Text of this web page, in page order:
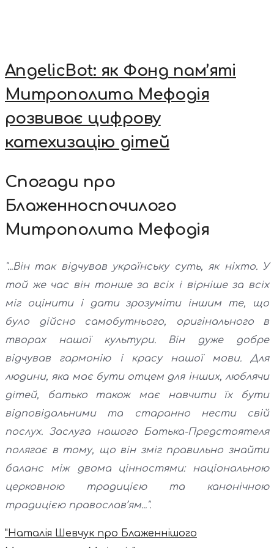
AngelicBot: як Фонд пам’яті
Митрополита Мефодія
розвиває цифрову
катехизацію дітей
Спогади про
Блаженноспочилого
Митрополита Мефодія
"...Він так відчував українську суть, як ніхто. У
той же час він тонше за всіх і вірніше за всіх
міг оцінити і дати зрозуміти іншим те, що
було дійсно самобутнього, оригінального в
творах нашої культури. Він дуже добре
відчував гармонію і красу нашої мови. Для
людини, яка має бути отцем для інших, люблячи
дітей, батько також має навчити їх бути
відповідальними та старанно нести свій
послух. Заслуга нашого Батька-Предстоятеля
полягає в тому, що він зміг правильно знайти
баланс між двома цінностями: національною
церковною традицією та канонічною
традицією православ’ям...".
"Наталія Шевчук про Блаженнішого